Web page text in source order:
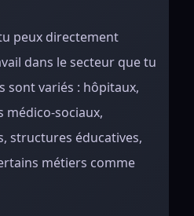
peux directement
dans le secteur que tu
sont variés : hôpitaux,
médico-sociaux,
structures éducatives,
métiers comme